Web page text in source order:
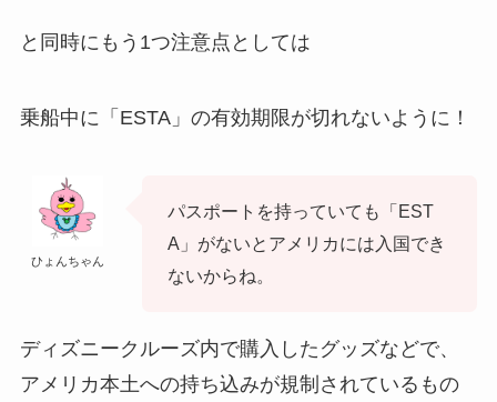
と同時にもう1つ注意点としては
乗船中に「ESTA」の有効期限が切れないように！
ひょんちゃん
パスポートを持っていても「EST
A」がないとアメリカには入国でき
ないからね。
ディズニークルーズ内で購入したグッズなどで、
アメリカ本土への持ち込みが規制されているもの